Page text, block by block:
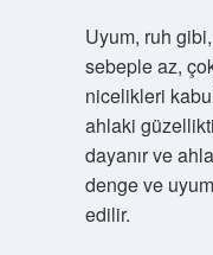
Uyum, ruh
sebeple az,
nicelikleri
ahlaki
dayanır ve
denge ve
edilir.